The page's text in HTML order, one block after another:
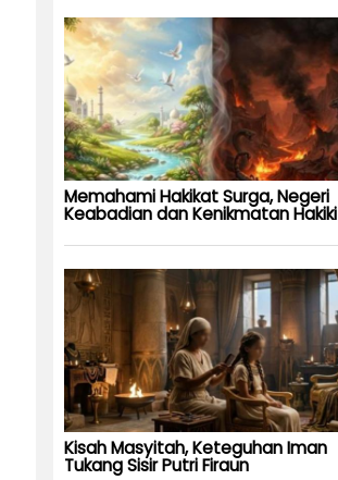
Memahami Hakikat Surga, Negeri
Keabadian dan Kenikmatan Hakiki
Kisah Masyitah, Keteguhan Iman
Tukang Sisir Putri Firaun